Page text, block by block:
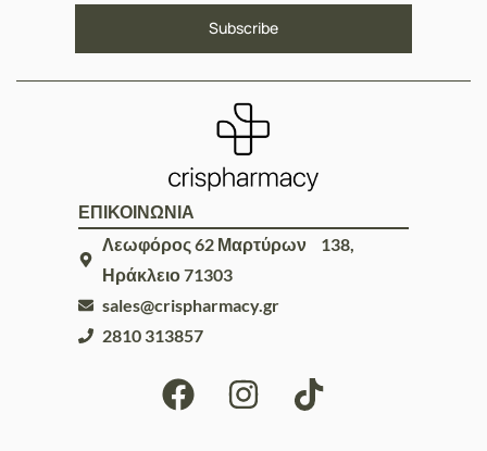
ΕΠΙΚΟΙΝΩΝΙΑ
Λεωφόρος 62 Μαρτύρων 138,
Ηράκλειο 71303
sales@crispharmacy.gr
2810 313857